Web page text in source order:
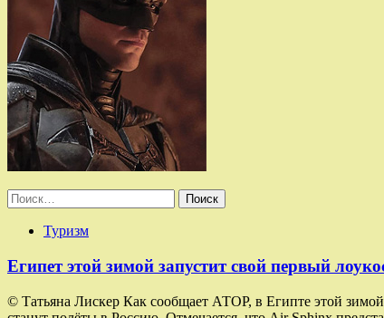
Найти:
Туризм
Египет этой зимой запустит свой первый
© Татьяна Лискер Как сообщает АТОР, в Египте этой